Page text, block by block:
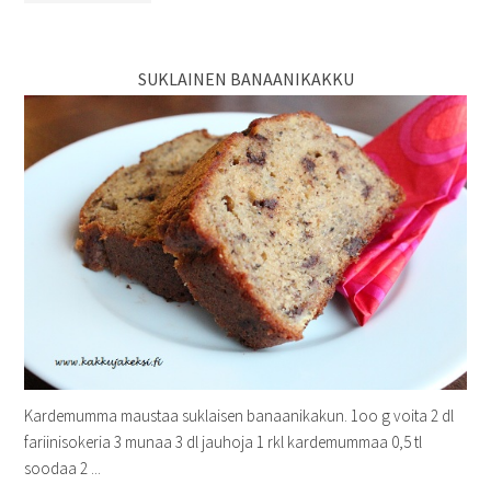
SUKLAINEN BANAANIKAKKU
Kardemumma maustaa suklaisen banaanikakun. 1oo g voita 2 dl
fariinisokeria 3 munaa 3 dl jauhoja 1 rkl kardemummaa 0,5 tl
soodaa 2 ...